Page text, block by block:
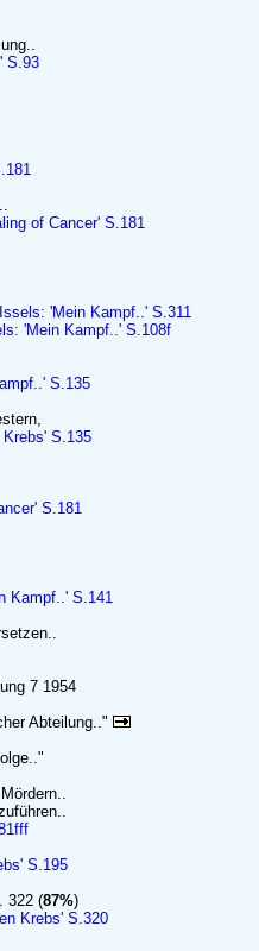
S.93
of Cancer' S.181
Issels: 'Mein Kampf..' S.311
'Mein Kampf..' S.108f
S.135
S.135
S.181
Kampf..' S.141
7 1954
Abteilung.."
S.195
322 (87%)
Krebs' S.320